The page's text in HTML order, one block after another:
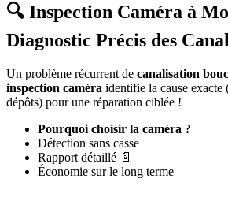
🔍 Inspection Caméra à
Diagnostic Précis des
Un problème récurrent de canalisation
inspection caméra identifie la cause exacte
dépôts) pour une réparation ciblée !
Pourquoi choisir la caméra ?
Détection sans casse
Rapport détaillé 📄
Économie sur le long terme